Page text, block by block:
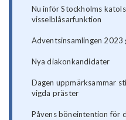
Nu inför Stockholms
visselblåsarfunktion
Adventsinsamlingen 2023
Nya diakonkandidater
Dagen uppmärksammar
vigda präster
Påvens böneintention för